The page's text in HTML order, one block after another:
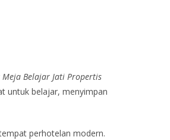
Meja Belajar Jati Propertis
untuk belajar, menyimpan
perhotelan modern.